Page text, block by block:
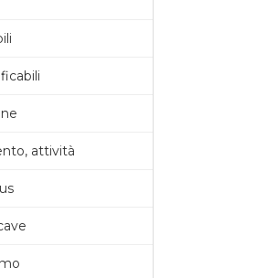
attività